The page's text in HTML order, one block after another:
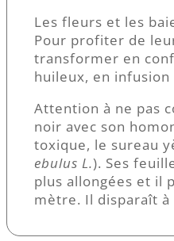
Les fleurs et les
Pour profiter de
transformer en
huileux, en infusion
Attention à ne pas
noir avec son
toxique, le sureau
ebulus L.). Ses
plus allongées et il
mètre. Il disparaît à